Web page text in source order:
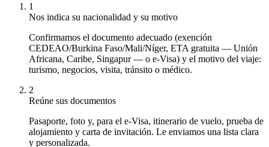
1
Nos indica su nacionalidad y su motivo
Confirmamos el documento adecuado (exención
CEDEAO/Burkina Faso/Mali/Níger, ETA gratuita — Unión
Africana, Caribe, Singapur — o e-Visa) y el motivo del viaje:
turismo, negocios, visita, tránsito o médico.
2
Reúne sus documentos
Pasaporte, foto y, para el e-Visa, itinerario de vuelo, prueba de
alojamiento y carta de invitación. Le enviamos una lista clara
y personalizada.